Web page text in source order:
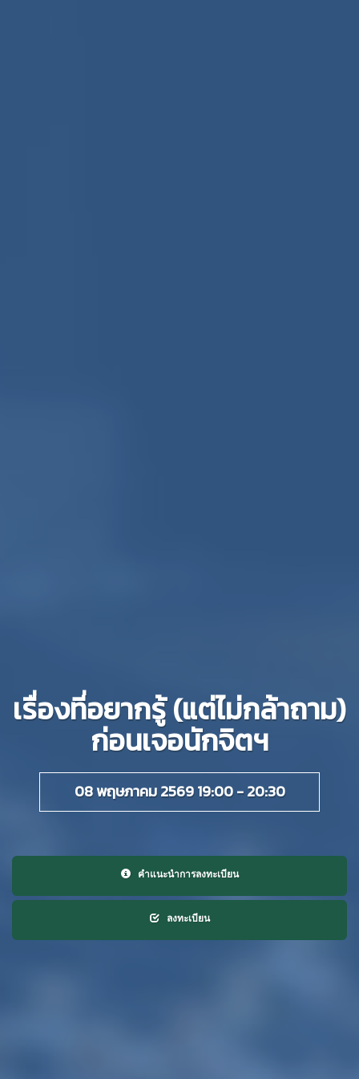
เรื่องที่อยากรู้ (แต่ไม่กล้าถาม)
ก่อนเจอนักจิตฯ
08 พฤษภาคม 2569 19:00 - 20:30
คำแนะนำการลงทะเบียน
ลงทะเบียน